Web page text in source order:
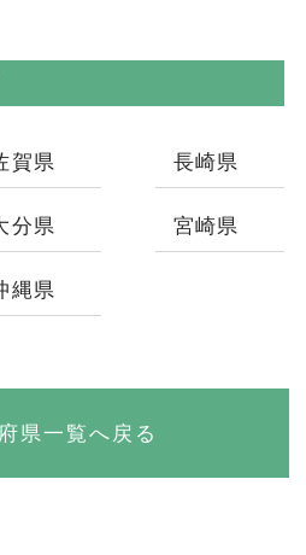
賀県 長崎県
分県 宮崎県
縄県
県一覧へ戻る